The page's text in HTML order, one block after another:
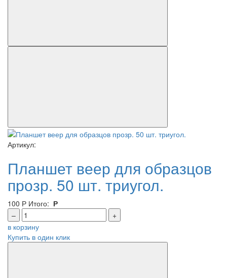
Артикул:
Планшет веер для образцов
прозр. 50 шт. триугол.
100 Р Итого: Р
–
+
в корзину
Купить в один клик